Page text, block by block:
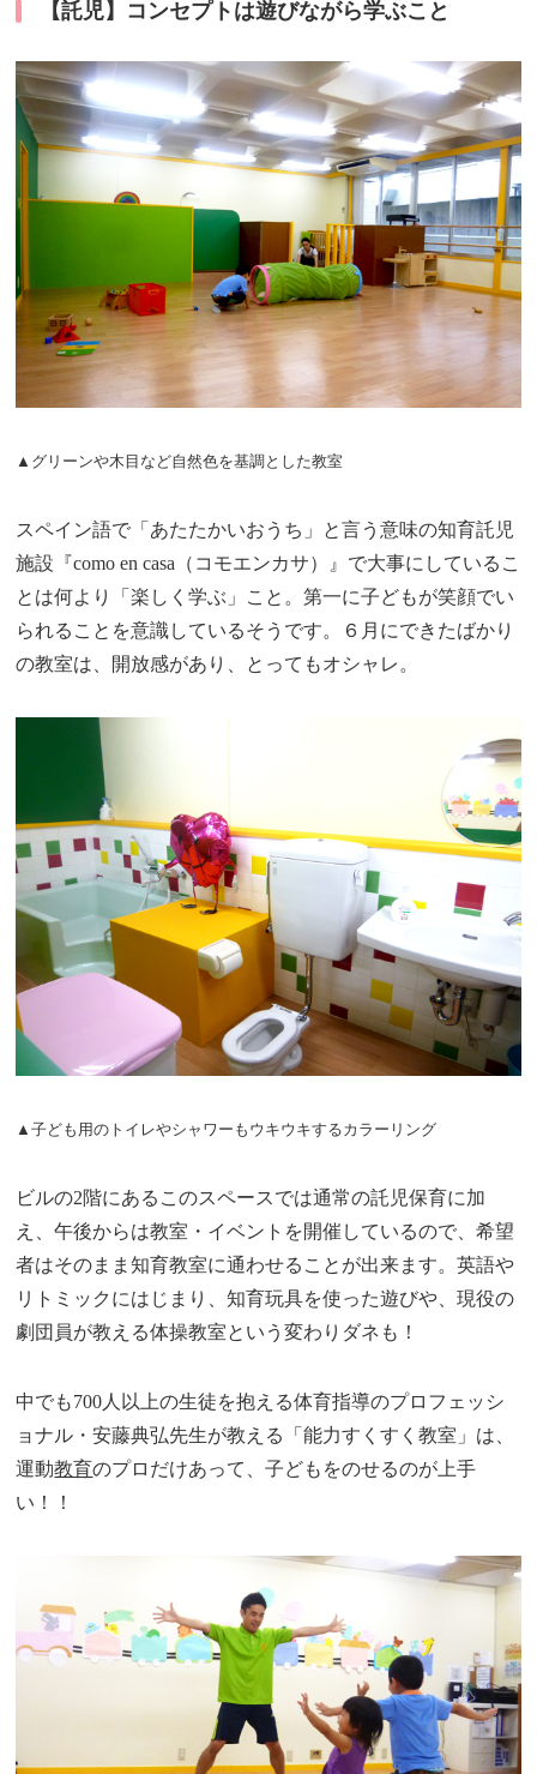
【託児】コンセプトは遊びながら学ぶこと
▲グリーンや木目など自然色を基調とした教室
スペイン語で「あたたかいおうち」と言う意味の知育託児
施設『como en casa（コモエンカサ）』で大事にしているこ
とは何より「楽しく学ぶ」こと。第一に子どもが笑顔でい
られることを意識しているそうです。６月にできたばかり
の教室は、開放感があり、とってもオシャレ。
▲子ども用のトイレやシャワーもウキウキするカラーリング
ビルの2階にあるこのスペースでは通常の託児保育に加
え、午後からは教室・イベントを開催しているので、希望
者はそのまま知育教室に通わせることが出来ます。英語や
リトミックにはじまり、知育玩具を使った遊びや、現役の
劇団員が教える体操教室という変わりダネも！
中でも700人以上の生徒を抱える体育指導のプロフェッシ
ョナル・安藤典弘先生が教える「能力すくすく教室」は、
運動教育のプロだけあって、子どもをのせるのが上手
い！！